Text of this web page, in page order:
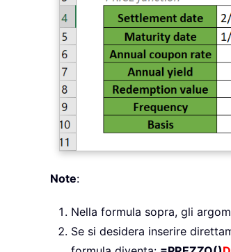
Note:
Nella formula sopra, gli
Se si desidera inserire